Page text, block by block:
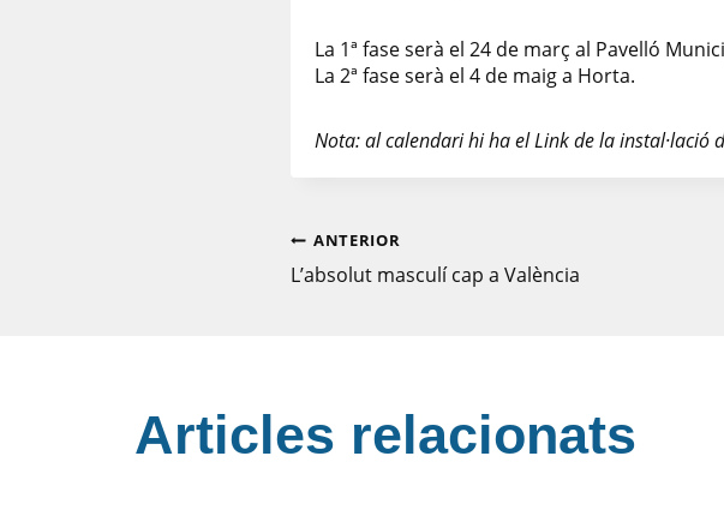
La 1ª fase serà el 24 de març al Pavelló
La 2ª fase serà el 4 de maig a Horta.
Nota: al calendari hi ha el Link de la instal·lació
Navegació
ANTERIOR
L’absolut masculí cap a València
Articles relacionats